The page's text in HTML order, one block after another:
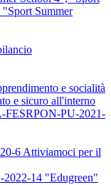
Summer
e socialità
e sicuro all'interno
FESRPON-PU-2021-
6 Attiviamoci per il
14 "Edugreen"